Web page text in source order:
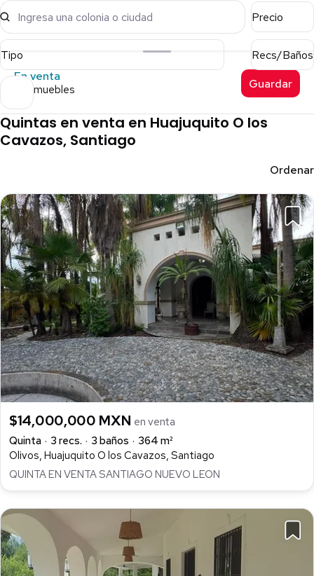
Ingresa una colonia o ciudad Precio
Tipo
Recs/Baños
En venta
10 inmuebles Guardar
Quintas en venta en Huajuquito O los
Cavazos, Santiago
Ordenar
$14,000,000 MXN en venta
Quinta
3 recs. 3 baños
364 m²
Olivos, Huajuquito O los Cavazos, Santiago
QUINTA EN VENTA SANTIAGO NUEVO LEON